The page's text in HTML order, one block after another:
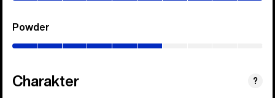
Powder
Charakter ?